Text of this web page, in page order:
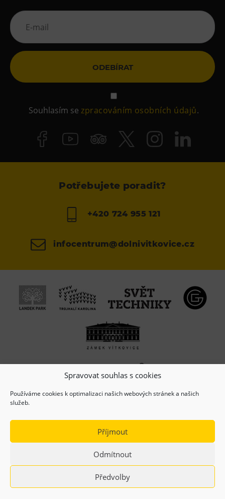
Spravovat souhlas s cookies
Používáme cookies k optimalizaci našich webových stránek a našich
služeb.
Příjmout
Odmítnout
Předvolby
ODEBÍRAT
Souhlasím sezpracováním osobních údajů.
Potřebujete poradit?
+420 724 955 121
infocentrum@dolnivitkovice.cz
(c) Copyright 2026, Dolní oblast VÍTKOVICE, z.s.